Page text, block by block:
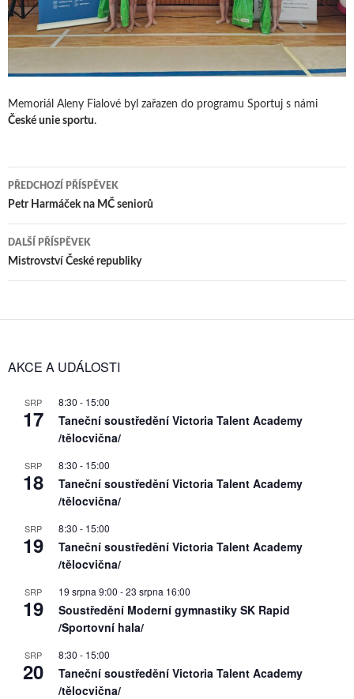
Memoriál Aleny Fialové byl zařazen do programu Sportuj s námi
České unie sportu.
Navigace
pro
příspěvky
PŘEDCHOZÍ PŘÍSPĚVEK
Petr Harmáček na MČ seniorů
DALŠÍ PŘÍSPĚVEK
Mistrovství České republiky
AKCE A UDÁLOSTI
SRP
17
8:30 - 15:00
Taneční soustředění Victoria Talent Academy
/tělocvična/
SRP
18
8:30 - 15:00
Taneční soustředění Victoria Talent Academy
/tělocvična/
SRP
19
8:30 - 15:00
Taneční soustředění Victoria Talent Academy
/tělocvična/
SRP
19
19 srpna 9:00 -23 srpna 16:00
Soustředění Moderní gymnastiky SK Rapid
/Sportovní hala/
SRP
20
8:30 - 15:00
Taneční soustředění Victoria Talent Academy
/tělocvična/